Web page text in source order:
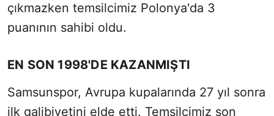
çıkmazken temsilcimiz Polonya'da 3
puanının sahibi oldu.
EN SON 1998'DE KAZANMIŞTI
Samsunspor, Avrupa kupalarında 27 yıl sonra
ilk galibiyetini elde etti. Temsilcimiz son